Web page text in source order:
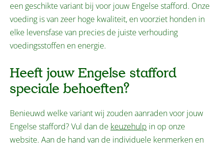
een geschikte variant bij voor jouw Engelse stafford. Onze
voeding is van zeer hoge kwaliteit, en voorziet honden in
elke levensfase van precies de juiste verhouding
voedingsstoffen en energie.
Heeft jouw Engelse stafford
speciale behoeften?
Benieuwd welke variant wij zouden aanraden voor jouw
Engelse stafford? Vul dan de keuzehulp in op onze
website. Aan de hand van de individuele kenmerken en